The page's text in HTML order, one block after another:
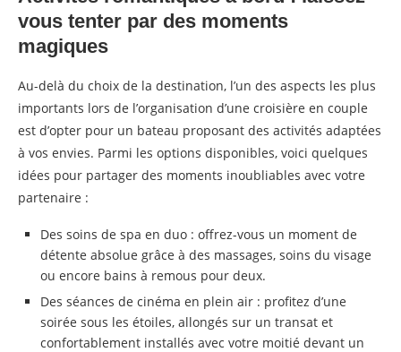
vous tenter par des moments
magiques
Au-delà du choix de la destination, l’un des aspects les plus
importants lors de l’organisation d’une croisière en couple
est d’opter pour un bateau proposant des activités adaptées
à vos envies. Parmi les options disponibles, voici quelques
idées pour partager des moments inoubliables avec votre
partenaire :
Des soins de spa en duo : offrez-vous un moment de
détente absolue grâce à des massages, soins du visage
ou encore bains à remous pour deux.
Des séances de cinéma en plein air : profitez d’une
soirée sous les étoiles, allongés sur un transat et
confortablement installés avec votre moitié devant un